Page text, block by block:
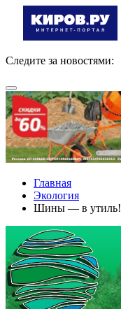
Следите за новостями:
Главная
Экология
Шины — в утиль!